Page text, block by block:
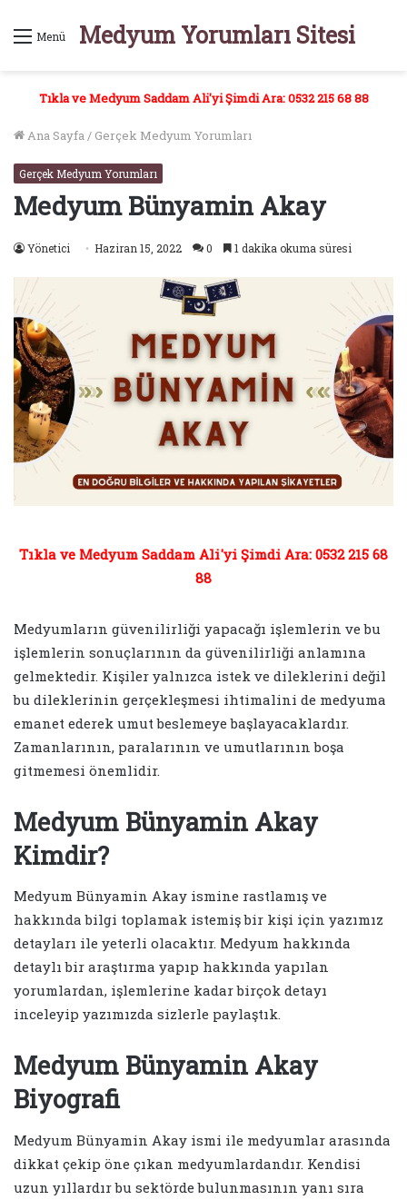
Menü Medyum Yorumları Sitesi
Tıkla ve Medyum Saddam Ali'yi Şimdi Ara: 0532 215 68 88
Ana Sayfa/ Gerçek Medyum Yorumları
Gerçek Medyum Yorumları
Medyum Bünyamin Akay
Yönetici Haziran 15, 2022 0 1 dakika okuma süresi
Tıkla ve Medyum Saddam Ali'yi Şimdi Ara: 0532 215 68
88
Medyumların güvenilirliği yapacağı işlemlerin ve bu
işlemlerin sonuçlarının da güvenilirliği anlamına
gelmektedir. Kişiler yalnızca istek ve dileklerini değil
bu dileklerinin gerçekleşmesi ihtimalini de medyuma
emanet ederek umut beslemeye başlayacaklardır.
Zamanlarının, paralarının ve umutlarının boşa
gitmemesi önemlidir.
Medyum Bünyamin Akay
Kimdir?
Medyum Bünyamin Akay ismine rastlamış ve
hakkında bilgi toplamak istemiş bir kişi için yazımız
detayları ile yeterli olacaktır. Medyum hakkında
detaylı bir araştırma yapıp hakkında yapılan
yorumlardan, işlemlerine kadar birçok detayı
inceleyip yazımızda sizlerle paylaştık.
Medyum Bünyamin Akay
Biyografi
Medyum Bünyamin Akay ismi ile medyumlar arasında
dikkat çekip öne çıkan medyumlardandır. Kendisi
uzun yıllardır bu sektörde bulunmasının yanı sıra